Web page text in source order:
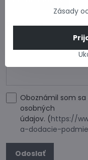
Poznámka
Oboznámil som
osobných
údajov. (https://
a-dodacie-
Odoslať
Zásady